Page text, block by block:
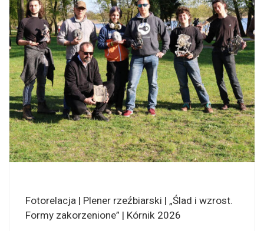
Fotorelacja | Plener rzeźbiarski | „Ślad i wzrost.
Formy zakorzenione” | Kórnik 2026